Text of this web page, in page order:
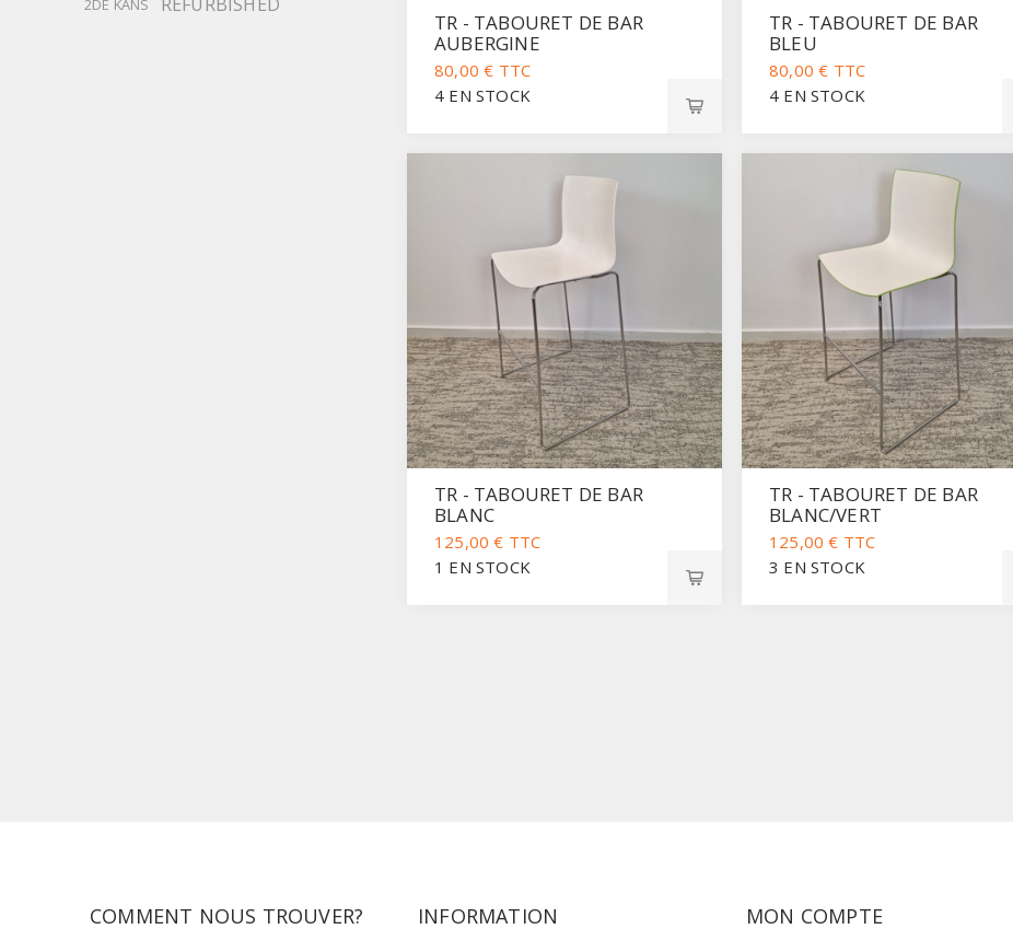
TR - TABOURET DE BAR
AUBERGINE
80,00 € TTC
4 EN STOCK
TR - TABOURET DE BAR
BLEU
80,00 € TTC
4 EN STOCK
TR - TABOURET DE BAR
BLANC
125,00 € TTC
1 EN STOCK
TR - TABOURET DE BAR
BLANC/VERT
125,00 € TTC
3 EN STOCK
2DE KANS
COMMENT NOUS TROUVER? INFORMATION MON COMPTE